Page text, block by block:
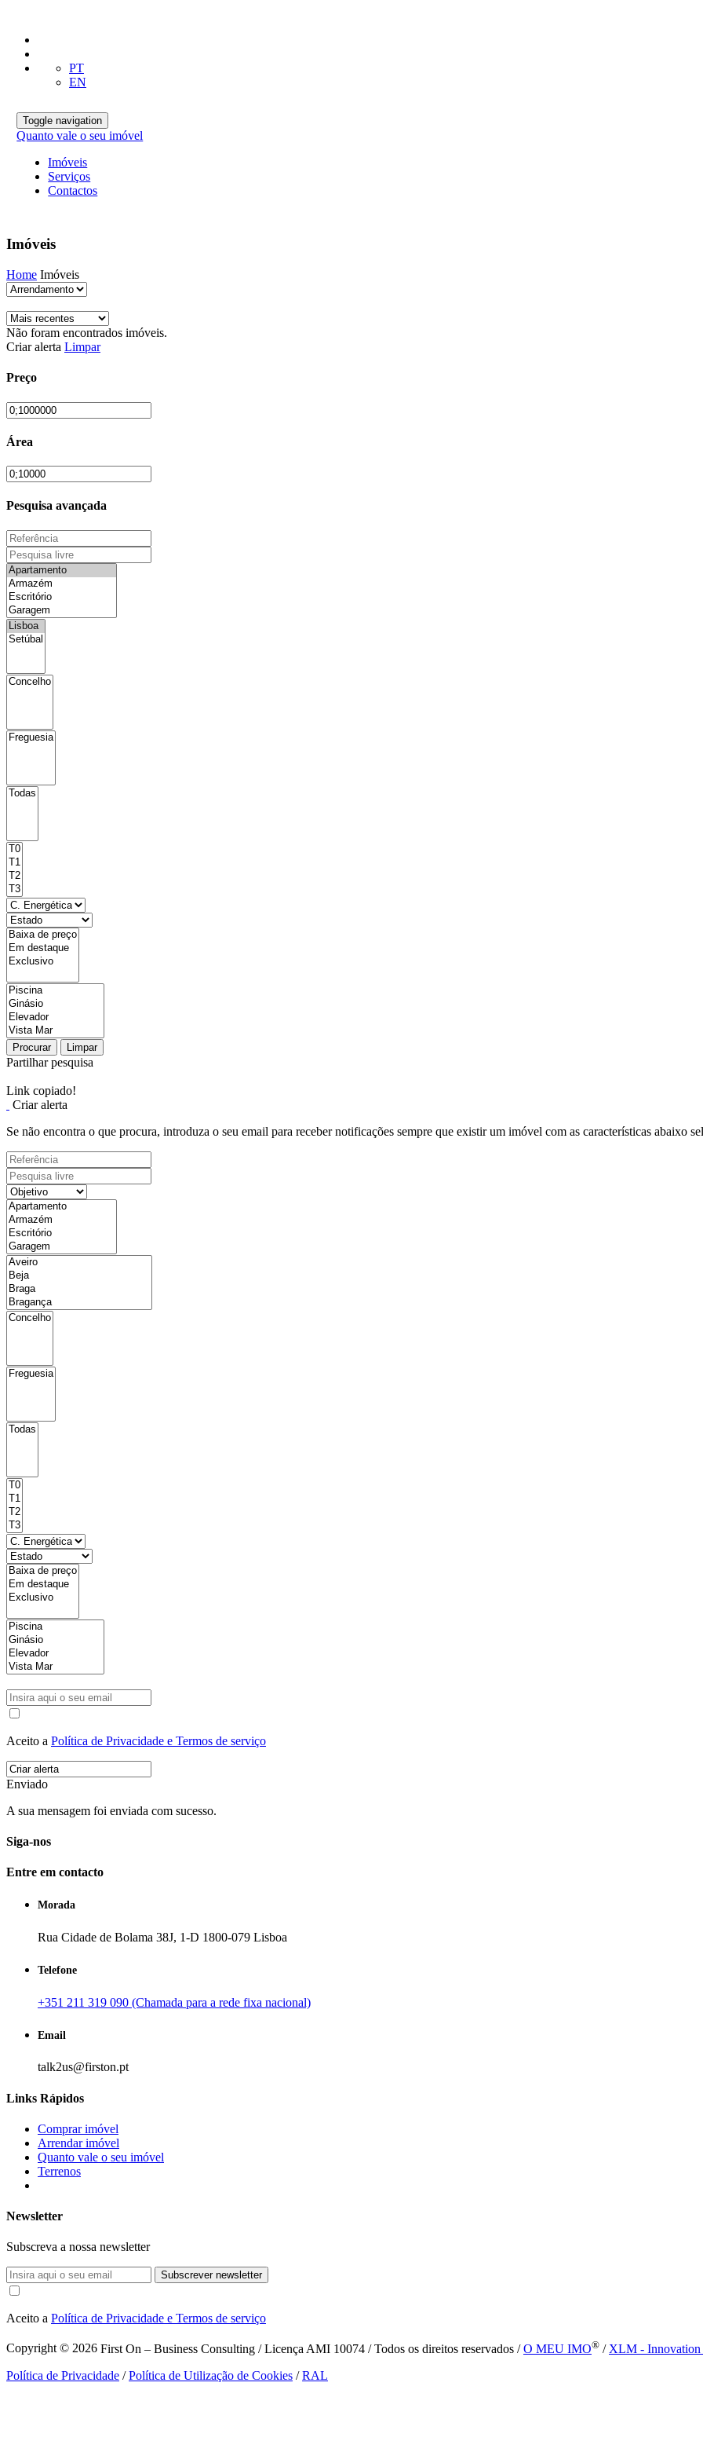
PT
EN
Toggle navigation
Quanto vale o seu imóvel
Imóveis
Serviços
Contactos
Imóveis
Home Imóveis
Não foram encontrados imóveis.
Criar alerta Limpar
Preço
Área
Pesquisa avançada
Procurar Limpar
Partilhar pesquisa
Link copiado!
Criar alerta
Se não encontra o que procura, introduza o seu email para receber notificações sempre que existir um imóvel com as características abaixo
Aceito a Política de Privacidade e Termos de serviço
Enviado
A sua mensagem foi enviada com sucesso.
Siga-nos
Entre em contacto
Morada
Rua Cidade de Bolama 38J, 1-D 1800-079 Lisboa
Telefone
+351 211 319 090 (Chamada para a rede fixa nacional)
Email
talk2us@firston.pt
Links Rápidos
Comprar imóvel
Arrendar imóvel
Quanto vale o seu imóvel
Terrenos
Newsletter
Subscreva a nossa newsletter
Subscrever newsletter
Aceito a Política de Privacidade e Termos de serviço
Copyright © 2026 First On – Business Consulting / Licença AMI 10074 / Todos os direitos reservados /O MEU IMO® / XLM -
Política de Privacidade /Política de Utilização de Cookies /RAL